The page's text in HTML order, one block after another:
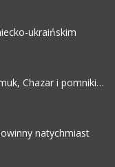
ukraińskim
Chazar i pomniki…
natychmiast